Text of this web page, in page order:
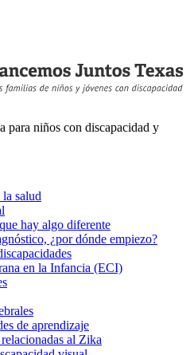
para niños con discapacidad y
salud
hay algo diferente
¿por dónde empiezo?
en la Infancia (ECI)
de aprendizaje
al Zika